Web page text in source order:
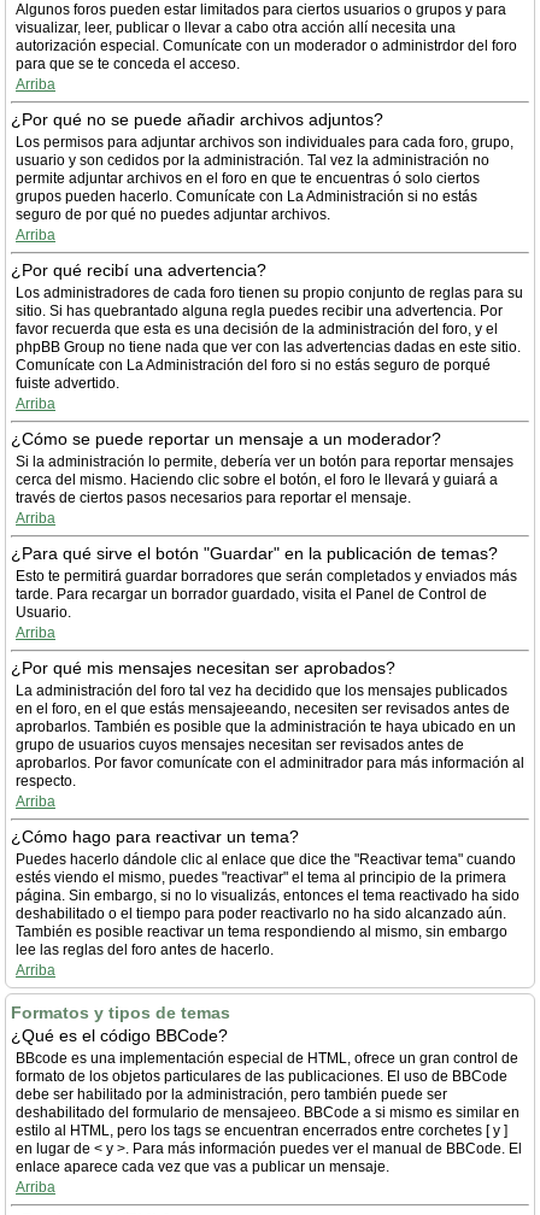
Algunos foros pueden estar limitados para ciertos usuarios o grupos y para
visualizar, leer, publicar o llevar a cabo otra acción allí necesita una
autorización especial. Comunícate con un moderador o administrdor del foro
para que se te conceda el acceso.
Arriba
¿Por qué no se puede añadir archivos adjuntos?
Los permisos para adjuntar archivos son individuales para cada foro, grupo,
usuario y son cedidos por la administración. Tal vez la administración no
permite adjuntar archivos en el foro en que te encuentras ó solo ciertos
grupos pueden hacerlo. Comunícate con La Administración si no estás
seguro de por qué no puedes adjuntar archivos.
Arriba
¿Por qué recibí una advertencia?
Los administradores de cada foro tienen su propio conjunto de reglas para su
sitio. Si has quebrantado alguna regla puedes recibir una advertencia. Por
favor recuerda que esta es una decisión de la administración del foro, y el
phpBB Group no tiene nada que ver con las advertencias dadas en este sitio.
Comunícate con La Administración del foro si no estás seguro de porqué
fuiste advertido.
Arriba
¿Cómo se puede reportar un mensaje a un moderador?
Si la administración lo permite, debería ver un botón para reportar mensajes
cerca del mismo. Haciendo clic sobre el botón, el foro le llevará y guiará a
través de ciertos pasos necesarios para reportar el mensaje.
Arriba
¿Para qué sirve el botón "Guardar" en la publicación de temas?
Esto te permitirá guardar borradores que serán completados y enviados más
tarde. Para recargar un borrador guardado, visita el Panel de Control de
Usuario.
Arriba
¿Por qué mis mensajes necesitan ser aprobados?
La administración del foro tal vez ha decidido que los mensajes publicados
en el foro, en el que estás mensajeeando, necesiten ser revisados antes de
aprobarlos. También es posible que la administración te haya ubicado en un
grupo de usuarios cuyos mensajes necesitan ser revisados antes de
aprobarlos. Por favor comunícate con el adminitrador para más información al
respecto.
Arriba
¿Cómo hago para reactivar un tema?
Puedes hacerlo dándole clic al enlace que dice the "Reactivar tema" cuando
estés viendo el mismo, puedes "reactivar" el tema al principio de la primera
página. Sin embargo, si no lo visualizás, entonces el tema reactivado ha sido
deshabilitado o el tiempo para poder reactivarlo no ha sido alcanzado aún.
También es posible reactivar un tema respondiendo al mismo, sin embargo
lee las reglas del foro antes de hacerlo.
Arriba
Formatos y tipos de temas
¿Qué es el código BBCode?
BBcode es una implementación especial de HTML, ofrece un gran control de
formato de los objetos particulares de las publicaciones. El uso de BBCode
debe ser habilitado por la administración, pero también puede ser
deshabilitado del formulario de mensajeeo. BBCode a si mismo es similar en
estilo al HTML, pero los tags se encuentran encerrados entre corchetes [ y ]
en lugar de < y >. Para más información puedes ver el manual de BBCode. El
enlace aparece cada vez que vas a publicar un mensaje.
Arriba